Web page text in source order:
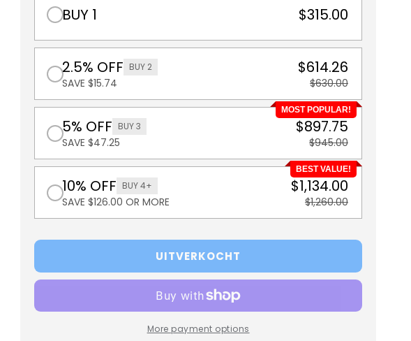
BUY 1 $315.00
2.5% OFF BUY 2
SAVE $15.74
$614.26
$630.00
MOST POPULAR!
5% OFF BUY 3
SAVE $47.25
$897.75
$945.00
BEST VALUE!
10% OFF BUY 4+
SAVE $126.00 OR MORE
$1,134.00
$1,260.00
UITVERKOCHT
More payment options